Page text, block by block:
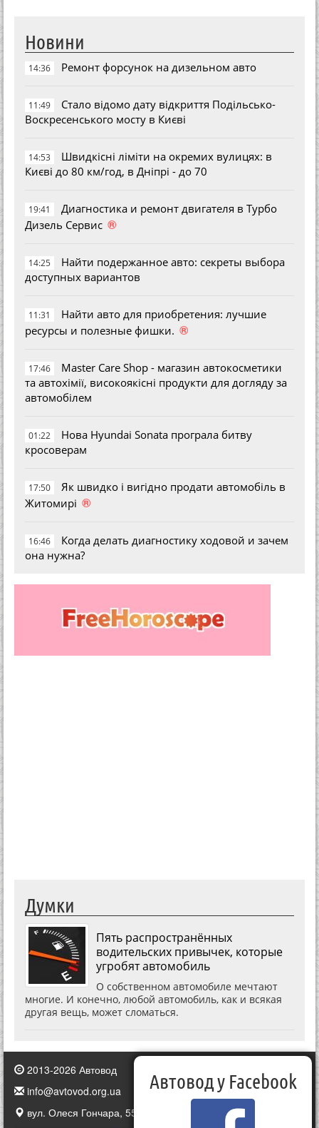
Новини
14:36 Ремонт форсунок на дизельном авто
11:49
Стало відомо дату відкриття Подільсько-
Воскресенського мосту в Києві
14:53
Швидкісні ліміти на окремих вулицях: в
Києві до 80 км/год, в Дніпрі - до 70
19:41
Диагностика и ремонт двигателя в Турбо
Дизель Сервис ®
14:25
Найти подержанное авто: секреты выбора
доступных вариантов
11:31
Найти авто для приобретения: лучшие
ресурсы и полезные фишки. ®
17:46
Master Care Shop - магазин автокосметики
та автохімії, високоякісні продукти для догляду за
автомобілем
01:22
Нова Hyundai Sonata програла битву
кросоверам
17:50
Як швидко і вигідно продати автомобіль в
Житомирі ®
16:46
Когда делать диагностику ходовой и зачем
она нужна?
Думки
Пять распространённых
водительских привычек, которые
угробят автомобиль
О собственном автомобиле мечтают
многие. И конечно, любой автомобиль, как и всякая
другая вещь, может сломаться.
2013-2026 Автовод
info@avtovod.org.ua
вул. Олеся Гончара, 55, Київ, Україна
Автовод у Facebook